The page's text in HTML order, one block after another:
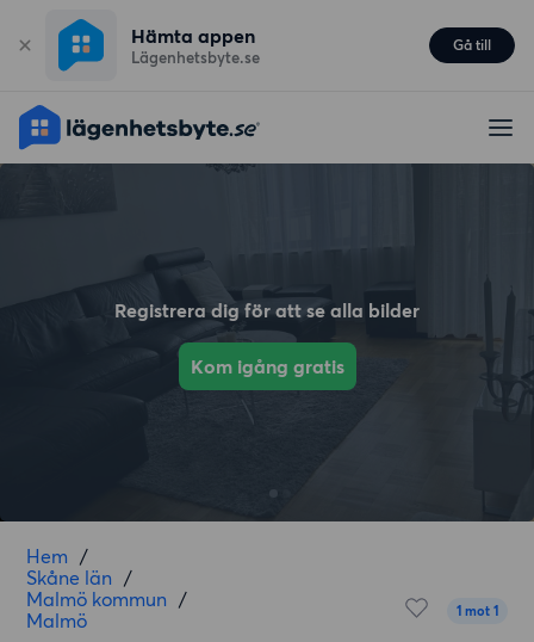
Hämta appen
Lägenhetsbyte.se
Gå till
Registrera dig för att se alla bilder
Kom igång gratis
Hem /
Skåne län /
Malmö kommun /
Malmö
1 mot 1